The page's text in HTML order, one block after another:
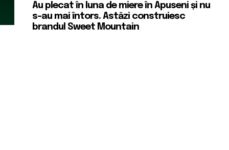
Au plecat în luna de miere în Apuseni și nu
s-au mai întors. Astăzi construiesc
brandul Sweet Mountain